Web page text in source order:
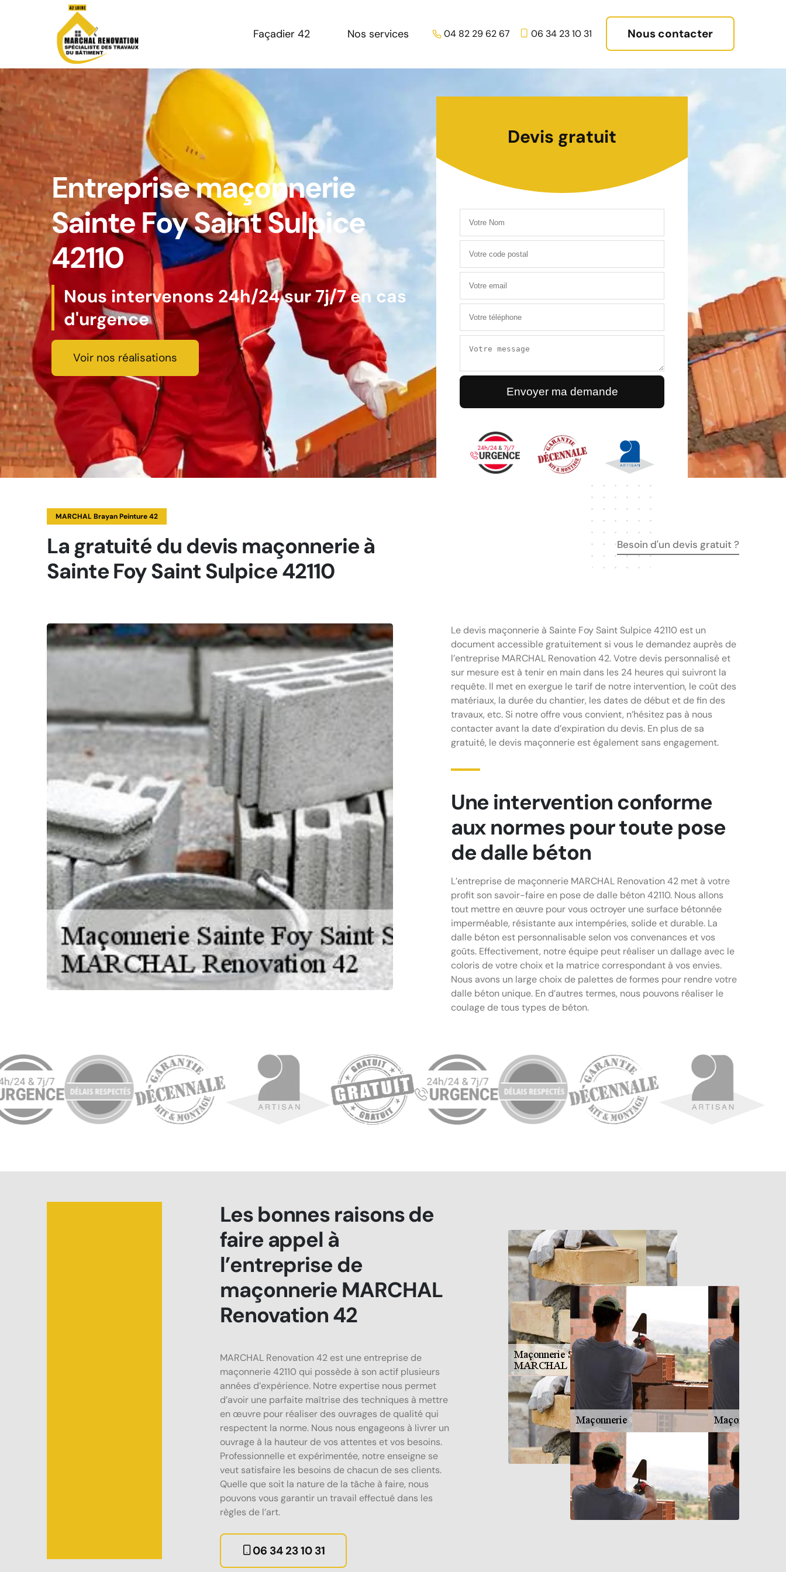
Façadier 42 Nos services 04 82 29 62 67 06 34 23 10 31 Nous contacter
Entreprise maçonnerie
Sainte Foy Saint Sulpice
42110
Nous intervenons 24h/24 sur 7j/7 en cas
d'urgence
Voir nos réalisations
Devis gratuit
MARCHAL Brayan Peinture 42
La gratuité du devis maçonnerie à
Sainte Foy Saint Sulpice 42110
Besoin d'un devis gratuit ?
Le devis maçonnerie à Sainte Foy Saint Sulpice 42110 est un
document accessible gratuitement si vous le demandez auprès de
l’entreprise MARCHAL Renovation 42. Votre devis personnalisé et
sur mesure est à tenir en main dans les 24 heures qui suivront la
requête. Il met en exergue le tarif de notre intervention, le coût des
matériaux, la durée du chantier, les dates de début et de fin des
travaux, etc. Si notre offre vous convient, n’hésitez pas à nous
contacter avant la date d’expiration du devis. En plus de sa
gratuité, le devis maçonnerie est également sans engagement.
Une intervention conforme
aux normes pour toute pose
de dalle béton
L’entreprise de maçonnerie MARCHAL Renovation 42 met à votre
profit son savoir-faire en pose de dalle béton 42110. Nous allons
tout mettre en œuvre pour vous octroyer une surface bétonnée
imperméable, résistante aux intempéries, solide et durable. La
dalle béton est personnalisable selon vos convenances et vos
goûts. Effectivement, notre équipe peut réaliser un dallage avec le
coloris de votre choix et la matrice correspondant à vos envies.
Nous avons un large choix de palettes de formes pour rendre votre
dalle béton unique. En d’autres termes, nous pouvons réaliser le
coulage de tous types de béton.
Les bonnes raisons de
faire appel à
l’entreprise de
maçonnerie MARCHAL
Renovation 42
MARCHAL Renovation 42 est une entreprise de
maçonnerie 42110 qui possède à son actif plusieurs
années d’expérience. Notre expertise nous permet
d’avoir une parfaite maîtrise des techniques à mettre
en œuvre pour réaliser des ouvrages de qualité qui
respectent la norme. Nous nous engageons à livrer un
ouvrage à la hauteur de vos attentes et vos besoins.
Professionnelle et expérimentée, notre enseigne se
veut satisfaire les besoins de chacun de ses clients.
Quelle que soit la nature de la tâche à faire, nous
pouvons vous garantir un travail effectué dans les
règles de l’art.
06 34 23 10 31